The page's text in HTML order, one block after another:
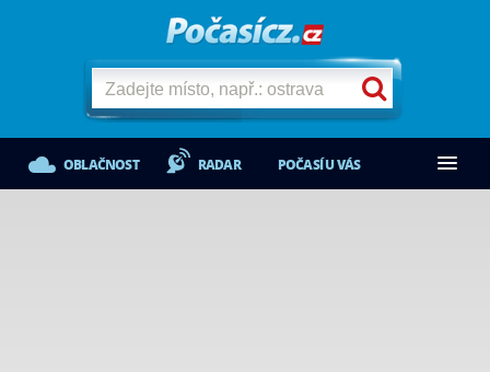
OBLAČNOST RADAR POČASÍ U VÁS